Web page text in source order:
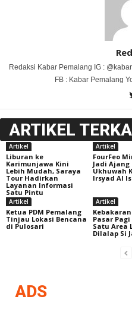
Redaksi Kabar Pemalang IG :
FB : Kabar Pemalang
ARTIKEL
Artikel
Liburan ke
Karimunjawa Kini
Lebih Mudah, Saraya
Tour Hadirkan
Layanan Informasi
Satu Pintu
Artikel
FourFeo
Jadi
Ukhuwah
Irsyad Al
Artikel
Ketua PDM Pemalang
Tinjau Lokasi Bencana
di Pulosari
Artikel
Pasar
Satu Area
Dilalap Si
ADS